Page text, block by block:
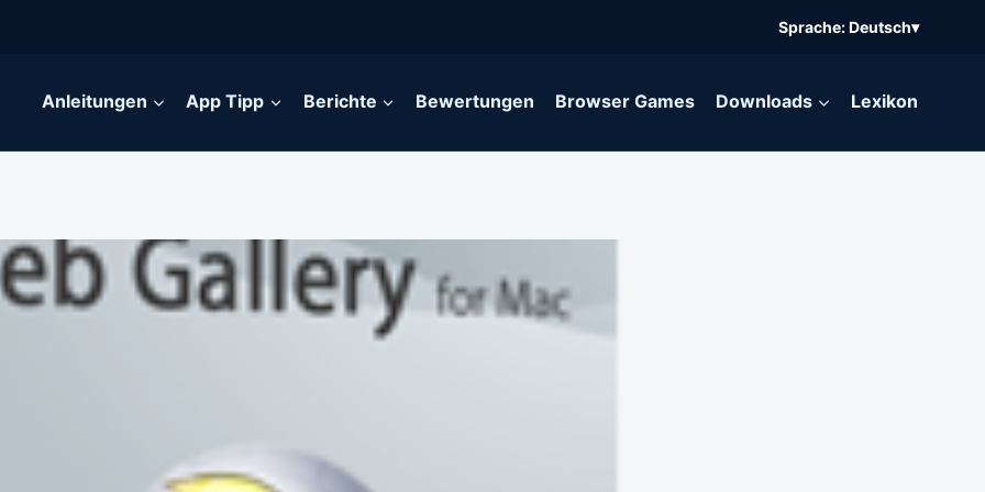
Sprache: Deutsch▾
Anleitungen App Tipp Berichte Bewertungen Browser Games Downloads Lexikon